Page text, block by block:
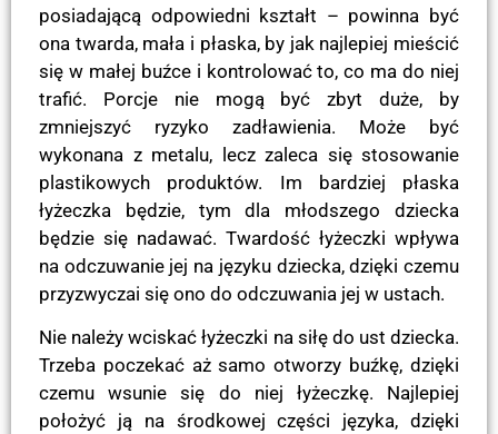
posiadającą odpowiedni kształt – powinna być
ona twarda, mała i płaska, by jak najlepiej mieścić
się w małej buźce i kontrolować to, co ma do niej
trafić. Porcje nie mogą być zbyt duże, by
zmniejszyć ryzyko zadławienia. Może być
wykonana z metalu, lecz zaleca się stosowanie
plastikowych produktów. Im bardziej płaska
łyżeczka będzie, tym dla młodszego dziecka
będzie się nadawać. Twardość łyżeczki wpływa
na odczuwanie jej na języku dziecka, dzięki czemu
przyzwyczai się ono do odczuwania jej w ustach.
Nie należy wciskać łyżeczki na siłę do ust dziecka.
Trzeba poczekać aż samo otworzy buźkę, dzięki
czemu wsunie się do niej łyżeczkę. Najlepiej
położyć ją na środkowej części języka, dzięki